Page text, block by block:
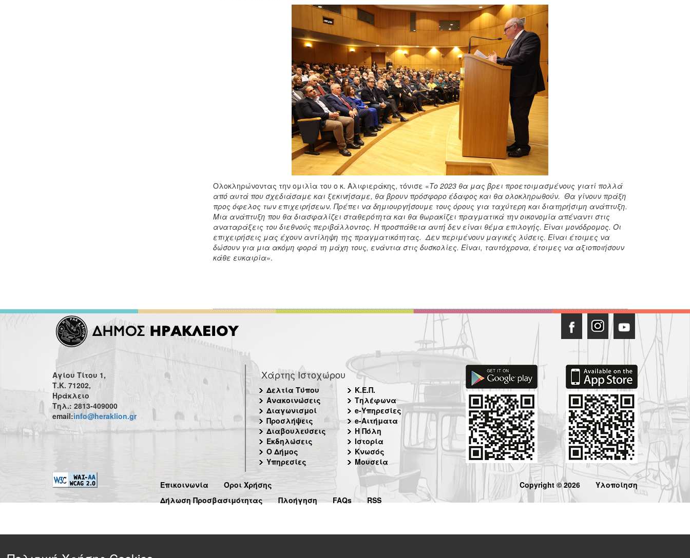
Ολοκληρώνοντας την ομιλία του ο κ. Αλιφιεράκης, τόνισε «Το 2023 θα μας βρει προετοιμασμένους γιατί πολλά
από αυτά που σχεδιάσαμε και ξεκινήσαμε, θα βρουν πρόσφορο έδαφος και θα ολοκληρωθούν. Θα γίνουν πράξη
προς όφελος των επιχειρήσεων. Πρέπει να δημιουργήσουμε τους όρους για ταχύτερη και διατηρήσιμη ανάπτυξη.
Μια ανάπτυξη που θα διασφαλίζει σταθερότητα και θα θωρακίζει πραγματικά την οικονομία απέναντι στις
αναταράξεις του διεθνούς περιβάλλοντος. Η προσπάθεια αυτή δεν είναι θέμα επιλογής. Είναι μονόδρομος. Οι
επιχειρήσεις μας έχουν αντίληψη της πραγματικότητας. Δεν περιμένουν μαγικές λύσεις. Είναι έτοιμες να
δώσουν για μια ακόμη φορά τη μάχη τους, ενάντια στις δυσκολίες. Είναι, ταυτόχρονα, έτοιμες να αξιοποιήσουν
κάθε ευκαιρία».
Αγίου Τίτου 1,
Τ.Κ. 71202,
Ηράκλειο
Τηλ.: 2813-409000
email:info@heraklion.gr
Χάρτης Ιστοχώρου
Δελτία Τύπου
Ανακοινώσεις
Διαγωνισμοί
Προσλήψεις
Διαβουλεύσεις
Εκδηλώσεις
Ο Δήμος
Υπηρεσίες
Κ.Ε.Π.
Τηλέφωνα
e-Υπηρεσίες
e-Αιτήματα
Η Πόλη
Ιστορία
Κνωσός
Μουσεία
Επικοινωνία
Όροι Χρήσης
Δήλωση Προσβασιμότητας
Πλοήγηση FAQs RSS
Copyright © 2026 Υλοποίηση